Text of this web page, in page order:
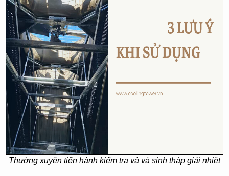
Thường xuyên tiến hành kiểm tra và và sinh tháp giải nhiệt